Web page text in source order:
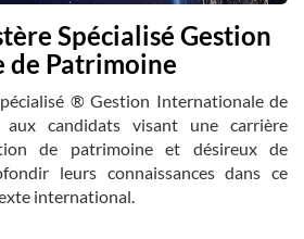
Spécialisé Gestion
Patrimoine
® Gestion Internationale de
aux candidats visant une carrière
de patrimoine et désireux de
leurs connaissances dans ce
international.